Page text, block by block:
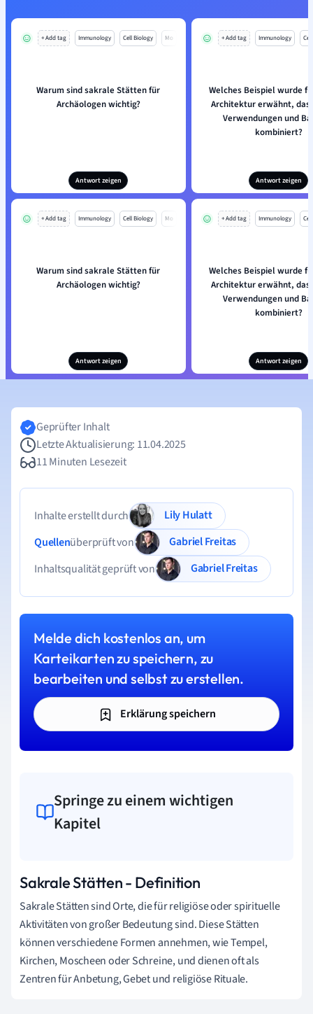
+ Add tag Immunology Cell Biology Mo
Warum sind sakrale Stätten für
Archäologen wichtig?
Antwort zeigen
+ Add tag Immunology
Welches Beispiel wurde
Architektur erwähnt, das
Verwendungen und
kombiniert?
Antwort zeigen
+ Add tag Immunology Cell Biology Mo
Warum sind sakrale Stätten für
Archäologen wichtig?
Antwort zeigen
+ Add tag Immunology
Welches Beispiel wurde
Architektur erwähnt, das
Verwendungen und
kombiniert?
Antwort zeigen
Geprüfter Inhalt
Letzte Aktualisierung: 11.04.2025
11 Minuten Lesezeit
Inhalte erstellt durch
Lily Hulatt
Quellenüberprüft von
Gabriel Freitas
Inhaltsqualität geprüft von
Gabriel Freitas
Melde dich kostenlos an, um
Karteikarten zu speichern, zu
bearbeiten und selbst zu erstellen.
Erklärung speichern
Springe zu einem wichtigen
Kapitel
Sakrale Stätten - Definition
Sakrale Stätten sind Orte, die für religiöse oder spirituelle
Aktivitäten von großer Bedeutung sind. Diese Stätten
können verschiedene Formen annehmen, wie Tempel,
Kirchen, Moscheen oder Schreine, und dienen oft als
Zentren für Anbetung, Gebet und religiöse Rituale.